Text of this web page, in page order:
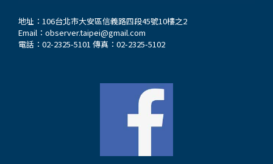
地址：106台北市大安區信義路四段45號10樓之2
Email： observer.taipei@gmail.com
電話：02-2325-5101 傳真：02-2325-5102